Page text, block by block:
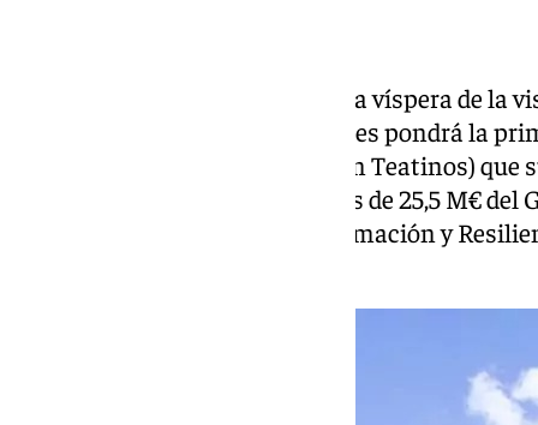
Estas declaraciones surgen en la víspera de la
Isabel Rodríguez, quien este lunes pondrá la
promociones (Lagoom Living, en Teatinos)
asequibles, financiadas con más de 25,5 M€
Plan de Recuperación, Transformación y